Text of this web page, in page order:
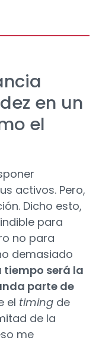
en un
el
activos. Pero,
Dicho esto,
para
no para
demasiado
tiempo será la
parte de
el timing de
de la
me